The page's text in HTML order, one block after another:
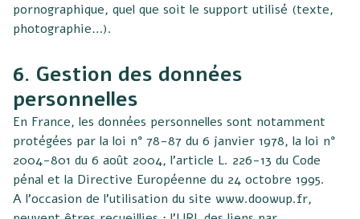
pornographique, quel que soit le support utilisé (texte,
photographie…).
6. Gestion des données
personnelles
En France, les données personnelles sont notamment
protégées par la loi n° 78-87 du 6 janvier 1978, la loi n°
2004-801 du 6 août 2004, l’article L. 226-13 du Code
pénal et la Directive Européenne du 24 octobre 1995.
A l’occasion de l’utilisation du site www.doowup.fr,